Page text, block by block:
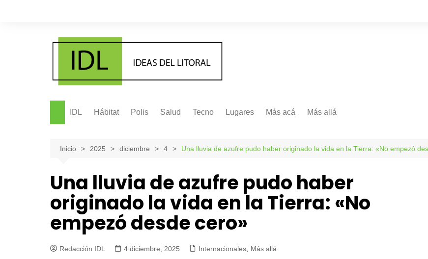
IDL Hábitat Polis Salud Tecno Lugares Más acá Más allá
Internacionales Más allá
Inicio 2025 diciembre 4 Una lluvia de azufre pudo haber originado la vida en la Tierra: «No empezó
Una lluvia de azufre pudo haber
originado la vida en la Tierra: «No
empezó desde cero»
Redacción IDL 4 diciembre, 2025 Internacionales, Más allá